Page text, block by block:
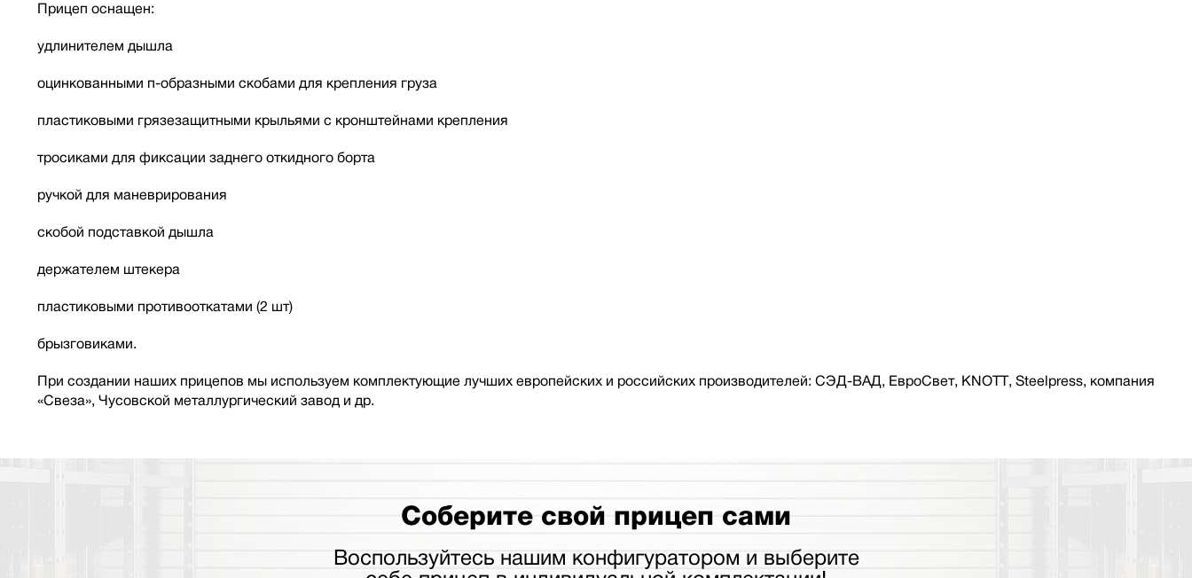
Прицеп оснащен:
удлинителем дышла
оцинкованными п-образными скобами для крепления груза
пластиковыми грязезащитными крыльями с кронштейнами крепления
тросиками для фиксации заднего откидного борта
ручкой для маневрирования
скобой подставкой дышла
держателем штекера
пластиковыми противооткатами (2 шт)
брызговиками.
При создании наших прицепов мы используем комплектующие лучших европейских и российских производителей: СЭД-ВАД, ЕвроСвет, KNOTT, Steelpress, компания
«Свеза», Чусовской металлургический завод и др.
Соберите свой прицеп сами
Воспользуйтесь нашим конфигуратором и выберите